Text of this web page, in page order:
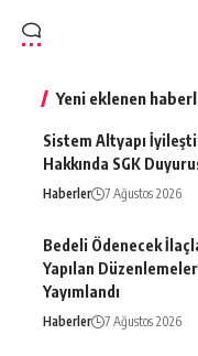
Yeni eklenen
Sistem Altyapı
Hakkında SGK
Haberler 7 Ağustos 2026
Bedeli Ödenecek
Yapılan
Yayımlandı
Haberler 7 Ağustos 2026